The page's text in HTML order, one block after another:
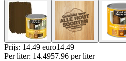
Prijs: 14.49 euro14.49
Per liter: 14.4957.96 per liter